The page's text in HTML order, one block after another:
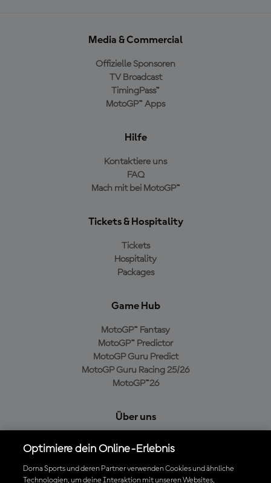
Media & Commercial
Offizielle Sponsoren
TV Broadcast
TimingPass™
MotoGP™ Apps
Hilfe
Kontaktiere uns
FAQ
Mach mit bei MotoGP™
Tickets & Hospitality
Tickets
Hospitality
Packages
Game Hub
MotoGP™ Fantasy
MotoGP™ Predictor
MotoGP Guru Predict
MotoGP Guru Racing 25/26
MotoGP™26
Über uns
Cookie-Richtlinien
Geschäftsbedingungen
Optimiere dein Online-Erlebnis
Dorna Sports und deren Partner verwenden Cookies und ähnliche
Technologien, um deine Interaktion mit unseren Websites,